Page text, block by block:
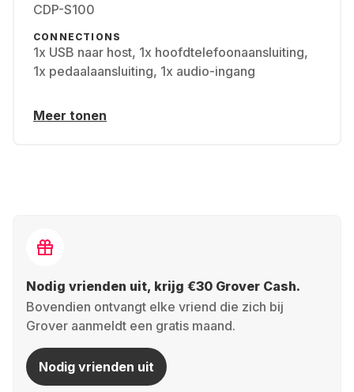
CDP-S100
CONNECTIONS
1x USB naar host, 1x hoofdtelefoonaansluiting,
1x pedaalaansluiting, 1x audio-ingang
Meer tonen
Nodig vrienden uit, krijg €30 Grover Cash.
Bovendien ontvangt elke vriend die zich bij
Grover aanmeldt een gratis maand.
Nodig vrienden uit